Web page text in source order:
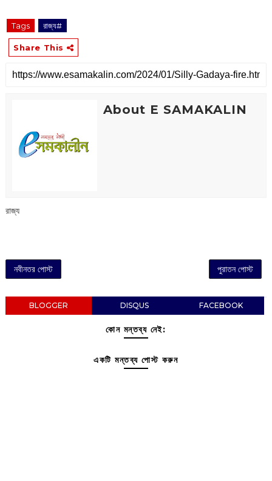
Tags রাজ্য#
Share This
About E SAMAKALIN
রাজ্য
নবীনতর পোস্ট পুরাতন পোস্ট
BLOGGER DISQUS FACEBOOK
কোন মন্তব্য নেই:
একটি মন্তব্য পোস্ট করুন